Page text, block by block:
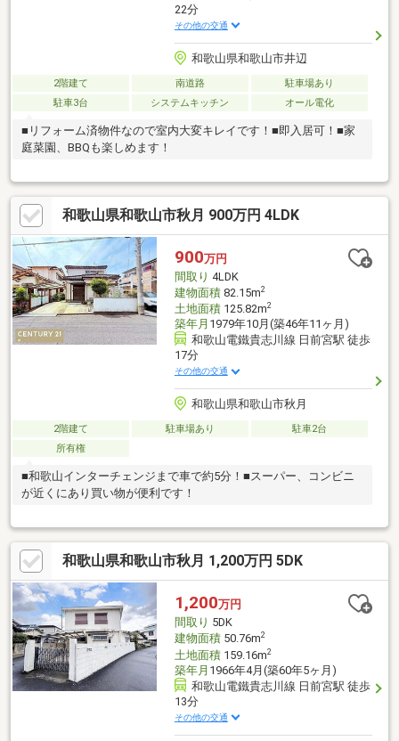
22分
その他の交通
和歌山県和歌山市井辺
2階建て 南道路
駐車場あり
駐車3台
システムキッチン オール電化
■リフォーム済物件なので室内大変キレイです！■即入居可！■家
庭菜園、BBQも楽しめます！
和歌山県和歌山市秋月 900万円 4LDK
900万円
間取り 4LDK
建物面積82.15m2
土地面積125.82m2
築年月 1979年10月(築46年11ヶ月)
和歌山電鐵貴志川線 日前宮駅 徒歩
17分
その他の交通
和歌山県和歌山市秋月
2階建て 駐車場あり
駐車2台
所有権
■和歌山インターチェンジまで車で約5分！■スーパー、コンビニ
が近くにあり買い物が便利です！
和歌山県和歌山市秋月 1,200万円 5DK
1,200万円
間取り 5DK
建物面積50.76m2
土地面積159.16m2
築年月 1966年4月(築60年5ヶ月)
和歌山電鐵貴志川線 日前宮駅 徒歩
13分
その他の交通